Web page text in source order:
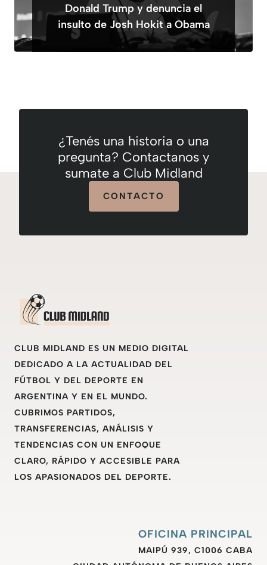
Donald Trump y denuncia el
insulto de Josh Hokit a Obama
¿Tenés una historia o una
pregunta? Contactanos y
sumate a Club Midland
CONTACTO
CLUB MIDLAND ES UN MEDIO DIGITAL
DEDICADO A LA ACTUALIDAD DEL
FÚTBOL Y DEL DEPORTE EN
ARGENTINA Y EN EL MUNDO.
CUBRIMOS PARTIDOS,
TRANSFERENCIAS, ANÁLISIS Y
TENDENCIAS CON UN ENFOQUE
CLARO, RÁPIDO Y ACCESIBLE PARA
LOS APASIONADOS DEL DEPORTE.
OFICINA PRINCIPAL
MAIPÚ 939, C1006 CABA